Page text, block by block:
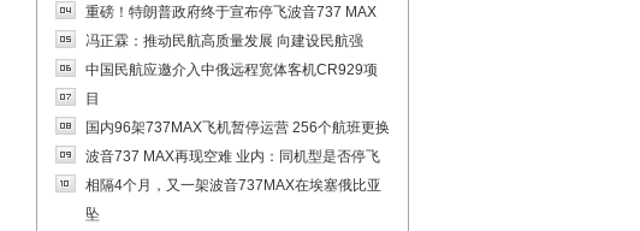
重磅！特朗普政府终于宣布停飞波音737 MAX
冯正霖：推动民航高质量发展 向建设民航强
中国民航应邀介入中俄远程宽体客机CR929项
目
国内96架737MAX飞机暂停运营 256个航班更换
波音737 MAX再现空难 业内：同机型是否停飞
相隔4个月，又一架波音737MAX在埃塞俄比亚
坠